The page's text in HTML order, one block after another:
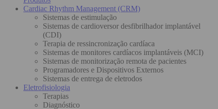
Cardiac Rhythm Management (CRM)
Sistemas de estimulação
Sistemas de cardioversor desfibrilhador implantável
(CDI)
Terapia de ressincronização cardíaca
Sistemas de monitores cardíacos implantáveis (MCI)
Sistemas de monitorização remota de pacientes
Programadores e Dispositivos Externos
Sistemas de entrega de eletrodos
Eletrofisiologia
Terapias
Diagnóstico